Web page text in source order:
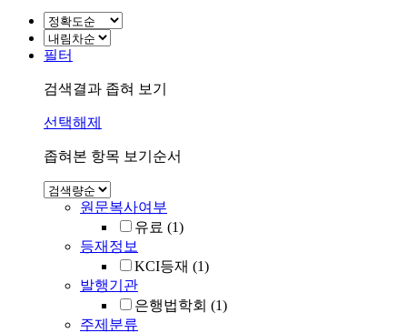
필터
검색결과 좁혀 보기
선택해제
좁혀본 항목 보기순서
원문복사여부
유료 (1)
등재정보
KCI등재 (1)
발행기관
은행법학회 (1)
주제분류